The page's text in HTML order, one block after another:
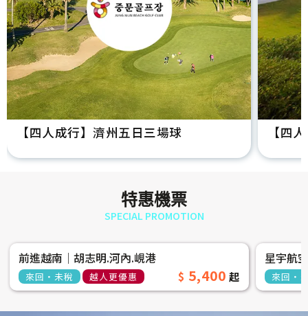
【四人成行】濟州五日三場球 【四
特惠機票
SPECIAL PROMOTION
前進越南│胡志明.河內.峴港
來回‧未稅 越人更優惠 5,400
星宇航
來回‧